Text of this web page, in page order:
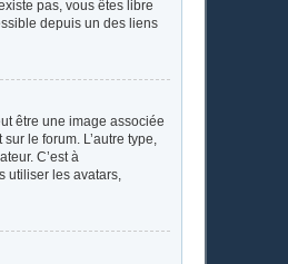
pas, vous êtes libre
depuis un des liens
être une image associée
le forum. L’autre type,
C’est à
utiliser les avatars,